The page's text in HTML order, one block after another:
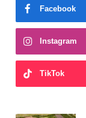
Facebook
Instagram
TikTok